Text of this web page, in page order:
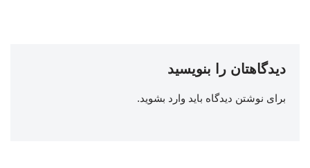
دیدگاهتان را بنویسید
برای نوشتن دیدگاه باید وارد بشوید.